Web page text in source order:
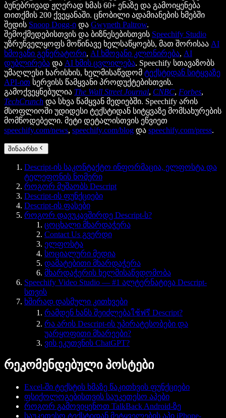
ბუნებრივად ჟღერად ხმას 60+ ენაზე და გამოიყენება
თითქმის 200 ქვეყანაში. ცნობილი ადამიანების ხმებში
შედის Snoop Dogg-ი და Gwyneth Paltrow.
შემოქმედებისთვის და ბიზნესებისთვის Speechify Studio
უზრუნველყოფს მოწინავე ხელსაწყოებს, მათ შორისაა AI
ხმოვანი გენერატორი, AI ხმოვანი კლონირება, AI
დუბლირება და AI ხმის ცვლილება. Speechify სთავაზობს
უმაღლესი ხარისხის, ხელმისაწვდომ ტექსტიდან სიტყვაზე
API-ით სერვისს წამყვანი პროდუქტებისთვის.
გამოქვეყნებულია The Wall Street Journal, CNBC, Forbes,
TechCrunch და სხვა წამყვან მედიებში. Speechify არის
მსოფლიოში უდიდესი ტექსტიდან სიტყვაზე მომსახურების
მომწოდებელი. მეტი დეტალისთვის ეწვიეთ
speechify.com/news, speechify.com/blog და speechify.com/press.
შინაარსი
Descript-ის საკონტაქტო ინფორმაცია, ელფოსტა და
ტელეფონის ნომერი
როგორ მუშაობს Descript
Descript-ის ფუნქციები
Descript-ის ფასები
როგორ დავუკავშირდე Descript-ს?
ცოცხალი მხარდაჭერა
Contact Us გვერდი
ელფოსტა
სოციალური მედია
დამატებითი მხარდაჭერა
მხარდაჭერის ხელმისაწვდომობა
Speechify Video Studio — #1 ალტერნატივა Descript-
სთვის
ხშირად დასმული კითხვები
რამდენ ხანს შეიძლებაใช้ฟรี Descript?
რა არის Descript-ის უპირატესობები და
უარყოფითი მხარეები?
ვის ეკუთვნის ChatGPT?
რეკომენდებული პოსტები
Excel-ში ტექსტის ხმაზე წაკითხვის ფუნქციები
ფსიქოლოგებისთვის საუკეთესო აპები
როგორ გამოვიყენოთ TalkBack Android-ზე
საუკეთესო ტექსტიდან მეტყველების აპი iPhone-